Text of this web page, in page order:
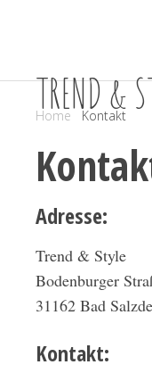
TREND &
Home Kontakt
Adresse:
Trend & Style
Bodenburger
31162 Bad
Kontakt: